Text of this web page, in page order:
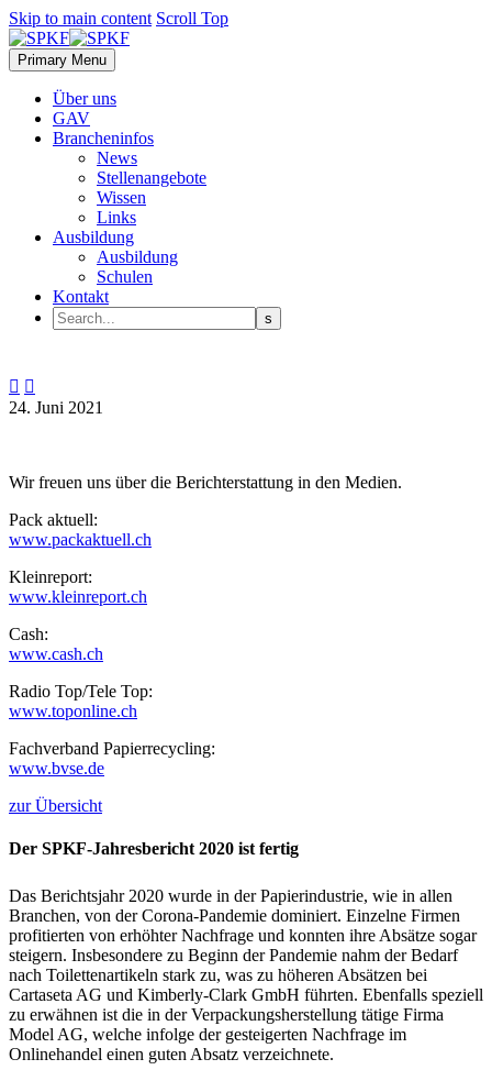
Skip to main content Scroll Top
Primary Menu
Über uns
GAV
Brancheninfos
News
Stellenangebote
Wissen
Links
Ausbildung
Ausbildung
Schulen
Kontakt
 
24. Juni 2021
Wir freuen uns über die Berichterstattung in den Medien.
Pack aktuell:
www.packaktuell.ch
Kleinreport:
www.kleinreport.ch
Cash:
www.cash.ch
Radio Top/Tele Top:
www.toponline.ch
Fachverband Papierrecycling:
www.bvse.de
zur Übersicht
Der SPKF-Jahresbericht 2020 ist fertig
Das Berichtsjahr 2020 wurde in der Papierindustrie, wie in allen
Branchen, von der Corona-Pandemie dominiert. Einzelne Firmen
profitierten von erhöhter Nachfrage und konnten ihre Absätze sogar
steigern. Insbesondere zu Beginn der Pandemie nahm der Bedarf
nach Toilettenartikeln stark zu, was zu höheren Absätzen bei
Cartaseta AG und Kimberly-Clark GmbH führten. Ebenfalls speziell
zu erwähnen ist die in der Verpackungsherstellung tätige Firma
Model AG, welche infolge der gesteigerten Nachfrage im
Onlinehandel einen guten Absatz verzeichnete.